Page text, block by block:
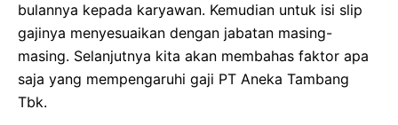
bulannya kepada karyawan. Kemudian untuk isi slip
gajinya menyesuaikan dengan jabatan masing-
masing. Selanjutnya kita akan membahas faktor apa
saja yang mempengaruhi gaji PT Aneka Tambang
Tbk.